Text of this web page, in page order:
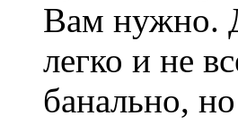
Вам нужно.
легко и не
банально,